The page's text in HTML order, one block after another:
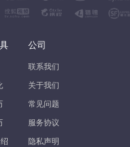
公司
联系我们
关于我们
常见问题
服务协议
隐私声明